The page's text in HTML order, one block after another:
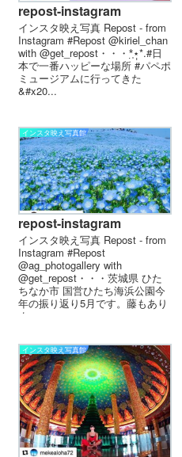
repost-instagram
インスタ映え写真 Repost - from
Instagram #Repost @kiriel_chan
with @get_repost・・・*̣̩⋆̩*.#日
本で一番ハッピーな場所 #パペポ
ミュージアムに行ってきた
&#x20...
インスタ映え写真館
repost-instagram
インスタ映え写真 Repost - from
Instagram #Repost
@ag_photogallery with
@get_repost・・・茨城県 ひた
ちなか市 国営ひたち海浜公園︎今
年の振り返り5月です。藤もあり
ま...
インスタ映え写真館